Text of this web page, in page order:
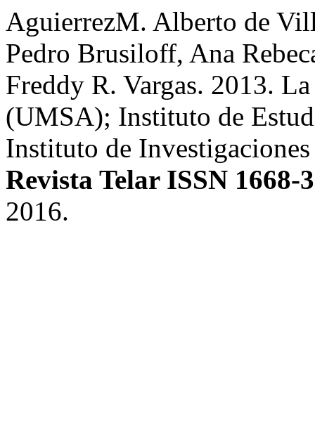
AguierrezM. Alberto de
Pedro Brusiloff, Ana
Freddy R. Vargas. 2013.
(UMSA); Instituto de
Instituto de
Revista Telar ISSN 1668-
2016.